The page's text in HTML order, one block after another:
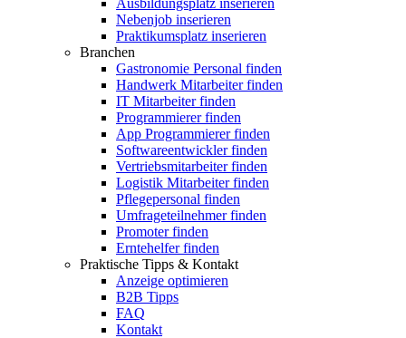
Ausbildungsplatz inserieren
Nebenjob inserieren
Praktikumsplatz inserieren
Branchen
Gastronomie Personal finden
Handwerk Mitarbeiter finden
IT Mitarbeiter finden
Programmierer finden
App Programmierer finden
Softwareentwickler finden
Vertriebsmitarbeiter finden
Logistik Mitarbeiter finden
Pflegepersonal finden
Umfrageteilnehmer finden
Promoter finden
Erntehelfer finden
Praktische Tipps & Kontakt
Anzeige optimieren
B2B Tipps
FAQ
Kontakt